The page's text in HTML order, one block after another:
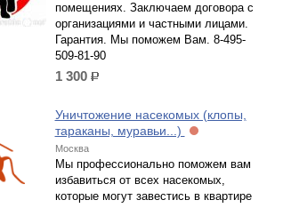
помещениях. Заключаем договора с
организациями и частными лицами.
Гарантия. Мы поможем Вам. 8-495-
509-81-90
1 300 р.
Уничтожение насекомых (клопы,
тараканы, муравьи...)
Москва
Мы профессионально поможем вам
избавиться от всех насекомых,
которые могут завестись в квартире